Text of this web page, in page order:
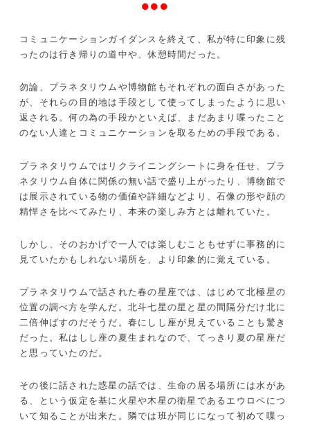
●●●
コミュニケーションガイダンスを終えて、私が特に印象に残
ったのは行き帰りの道中や、休憩時間だった。
勿論、プラネタリウムや博物館もそれぞれの面白さがあった
が、それらの目的地は手段として使ってしまったように思い
返される。何の為の手段かといえば、まだあまり喋ったこと
のない人達とコミュニケーションを取るための手段である。
プラネタリウムではリクライニングシートに身を任せ、プラ
ネタリウム自体に関係の無い話で盛り上がったり、博物館で
は展示されている物の価値や詳細などより、石像の形や顔の
精悍さを比べてみたり、本来の楽しみ方とは離れていた。
しかし、そのおかげで一人では楽しむこともせずに事務的に
見ていたかもしれない場所を、より印象的に覚えている。
プラネタリウムで話された春の星座では、はじめて北極星の
位置の調べ方を学んだ。北斗七星の星と星の間隔分だけ北に
二倍伸ばすのだそうだ。春にしし座が見えていることも驚き
だった。私はしし座の夏生まれなので、てっきり夏の星座だ
と思っていたのだ。
その後に話された惑星の話では、生命の居る場所には水があ
る、という仮定を基に火星や木星の衛星であるエウロペにつ
いて知ることが出来た。隣では班が同じになって初めて喋っ